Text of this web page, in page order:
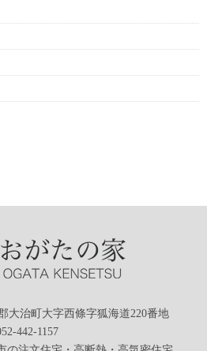
大治町大字西條字狐海道220番地
442-1157